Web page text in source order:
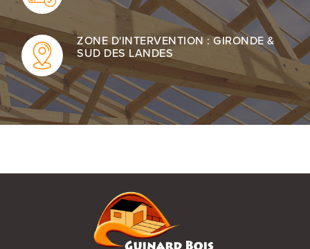
ZONE D'INTERVENTION : GIRONDE &
SUD DES LANDES